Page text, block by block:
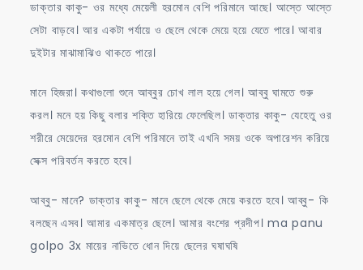
ডাক্তার কাকু- ওর মধ্যে মেয়েলী হরমোন বেশি পরিমানে আছে। আস্তে আস্তে
সেটা বাড়বে। আর একটা পর্যায়ে ও ছেলে থেকে মেয়ে হয়ে যেতে পারে। আবার
দুইটার মাঝামাঝিও থাকতে পারে।
মানে হিজরা। কথাগুলো শুনে আব্বুর চোখ লাল হয়ে গেল। আব্বু ঘামতে শুরু
করল। মনে হয় কিছু বলার শক্তি হারিয়ে ফেলেছিল। ডাক্তার কাকু- যেহেতু ওর
শরীরে মেয়েদের হরমোন বেশি পরিমানে তাই এখনি সময় ওকে অপারেশন করিয়ে
সেক্স পরিবর্তন করতে হবে।
আব্বু- মানে? ডাক্তার কাকু- মানে ছেলে থেকে মেয়ে করতে হবে। আব্বু- কি
বলছেন এসব। আমার একমাত্র ছেলে। আমার বংশের প্রদীপ। ma panu
golpo 3x মায়ের নাভিতে ধোন দিয়ে ছেলের ঘষাঘষি